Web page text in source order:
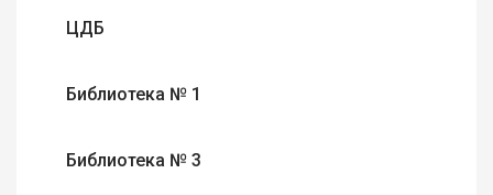
ЦДБ
Библиотека № 1
Библиотека № 3